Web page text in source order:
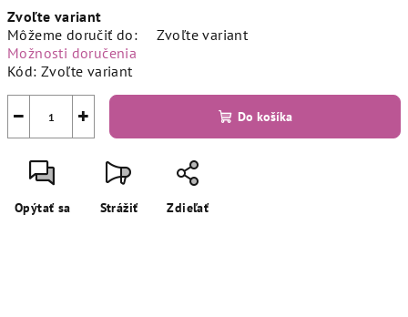
cena:
Zvoľte variant
Môžeme doručiť do:
Zvoľte variant
Možnosti doručenia
Kód: Zvoľte variant
+
− Do košíka
Opýtať sa Strážiť Zdieľať